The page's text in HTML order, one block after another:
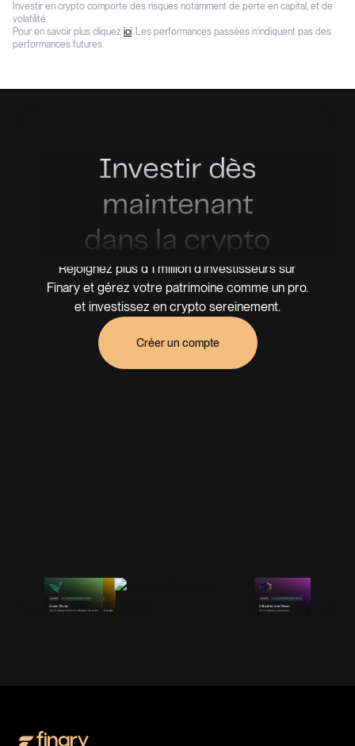
Investir en crypto comporte des risques notamment de perte en capital, et de
volatilité.
Pour en savoir plus cliquez ici. Les performances passées n’indiquent pas des
performances futures.
Investir dès
maintenant
dans la crypto
Rejoignez plus d'1 million d'investisseurs sur
Finary et gérez votre patrimoine comme un pro.
et investissez en crypto sereinement.
Créer un compte